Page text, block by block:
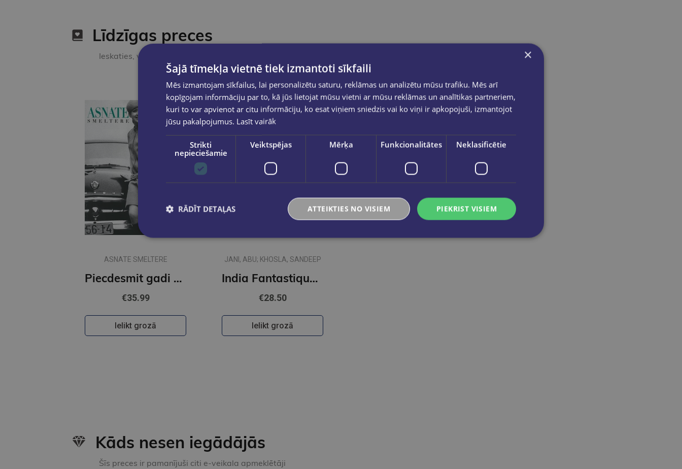
Līdzīgas preces
Ieskaties, varbūt noder
ASNATE SMELTERE
Piecdesmit gadi Rīgas modē
€35.99
Ielikt grozā
JANI, ABU; KHOSLA, SANDEEP
India Fantastique Fashion
€28.50
Ielikt grozā
Kāds nesen iegādājās
Šīs preces ir pamanījuši citi e-veikala apmeklētāji
×
Šajā tīmekļa vietnē tiek izmantoti sīkfaili
Mēs izmantojam sīkfailus, lai personalizētu saturu, reklāmas un analizētu mūsu trafiku. Mēs arī
kopīgojam informāciju par to, kā jūs lietojat mūsu vietni ar mūsu reklāmas un analītikas partneriem,
kuri to var apvienot ar citu informāciju, ko esat viņiem sniedzis vai ko viņi ir apkopojuši, izmantojot
jūsu pakalpojumus. Lasīt vairāk
Strikti
nepieciešamie
Veiktspējas Mērķa Funkcionalitātes Neklasificētie
PIEKRIST VISIEM
ATTEIKTIES NO VISIEM
RĀDĪT DETAĻAS